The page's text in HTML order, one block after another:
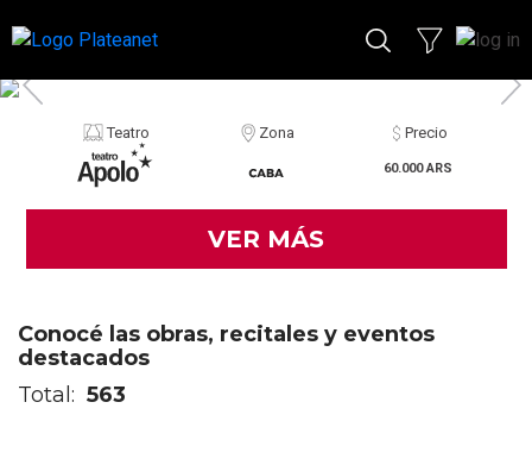
Teatro Zona Precio
60.000 ARS
VER MÁS
Conocé las obras, recitales y eventos
destacados
Total: 563